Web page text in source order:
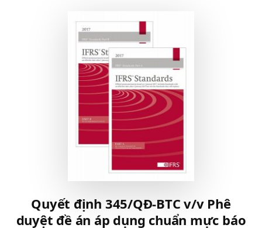
TOÁN
NỘI
BỘ
VIỆC
THIẾT
LẬP
DUY
MỘT
NĂNG
TOÁN
BỘ
Quyết định 345/QĐ-BTC v/v Phê
duyệt đề án áp dụng chuẩn mực báo